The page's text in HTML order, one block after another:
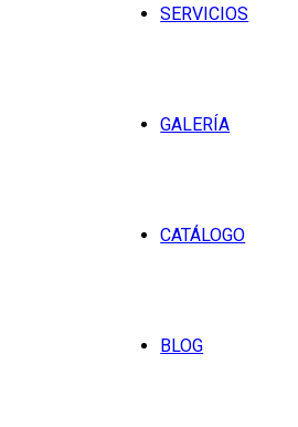
SERVICIOS
GALERÍA
CATÁLOGO
BLOG